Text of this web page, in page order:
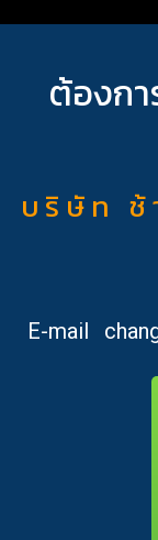
ต้องกา
บ ริ ษั ท ช้
E-mail